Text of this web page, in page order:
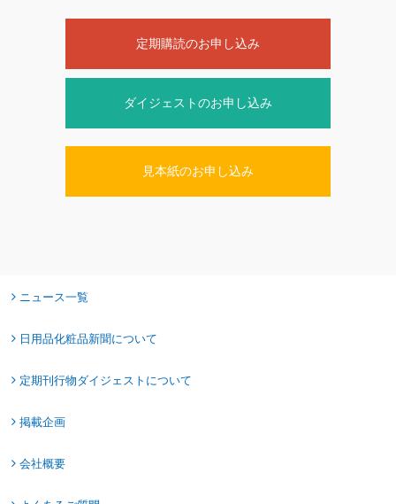
定期購読のお申し込み
ダイジェストのお申し込み
見本紙のお申し込み
ニュース一覧
日用品化粧品新聞について
定期刊行物ダイジェストについて
掲載企画
会社概要